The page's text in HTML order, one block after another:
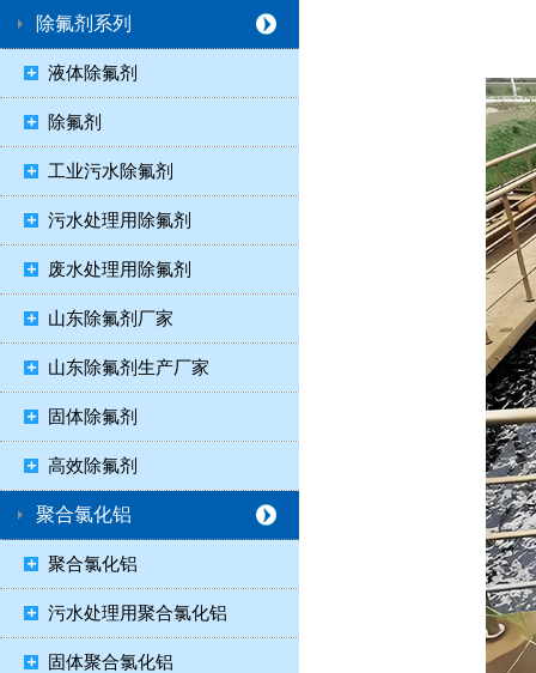
除氟剂系列
液体除氟剂
除氟剂
工业污水除氟剂
污水处理用除氟剂
废水处理用除氟剂
山东除氟剂厂家
山东除氟剂生产厂家
固体除氟剂
高效除氟剂
聚合氯化铝
聚合氯化铝
污水处理用聚合氯化铝
固体聚合氯化铝